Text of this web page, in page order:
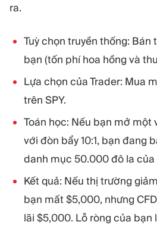
ra.
Tuỳ chọn truyền thống:
bạn (tốn phí hoa hồng và
Lựa chọn của Trader: Mua
trên SPY.
Toán học: Nếu bạn mở một
với đòn bẩy 10:1, bạn đang
danh mục 50.000 đô la của
Kết quả: Nếu thị trường
bạn mất $5,000, nhưng
lãi $5,000. Lỗ ròng của bạn